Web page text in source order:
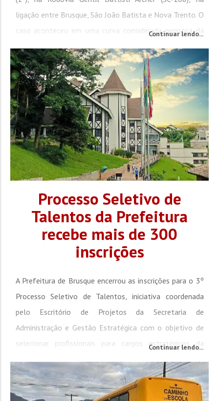
ligação entre Brusque, São João Batista e Nova Trento. O
caso aconteceu em uma curva considerada perigosa da
reportagem da Cidade FM, os ocupantes seguiam em
uma motocicleta Yamaha Fazer quando o condutor
perdeu o controle...
Continuar lendo...
Processo Seletivo de
Talentos da Prefeitura
recebe mais de 300
inscrições
A Prefeitura de Brusque encerrou as inscrições para o 3º
Processo Seletivo de Talentos, iniciativa coordenada
pelo Escritório de Projetos da Secretaria de
Administração e Gestão Estratégica com o objetivo de
selecionar profissionais para cargos estratégicos da
329 inscrições de candidatos de diferentes regiões do
país. As vagas...
Continuar lendo...